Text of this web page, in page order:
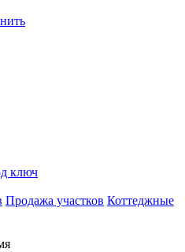
ключ
Продажа участков Коттеджные